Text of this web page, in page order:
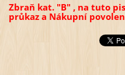
Zbraň kat. "B" , na tuto
průkaz a Nákupní